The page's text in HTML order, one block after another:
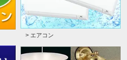
> エアコン